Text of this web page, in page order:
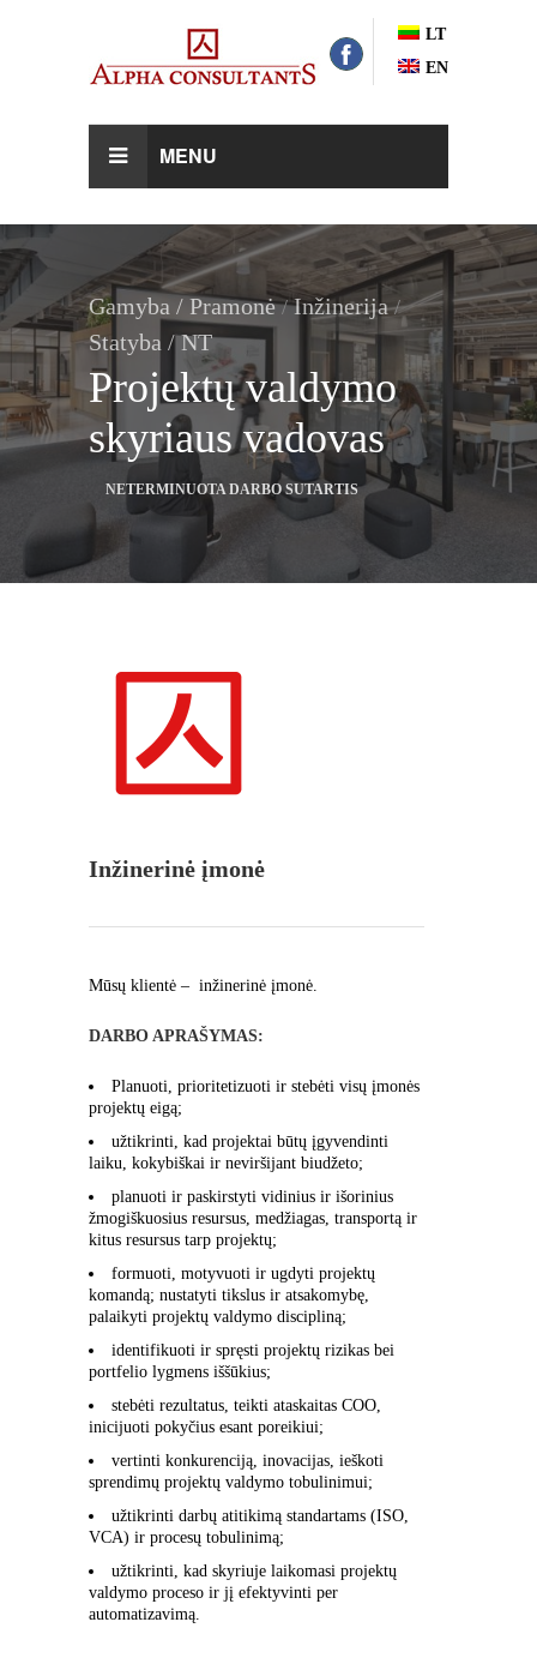
MENU
LT
EN
Gamyba / Pramonė/Inžinerija/
Statyba / NT
Projektų valdymo
skyriaus vadovas
NETERMINUOTA DARBO SUTARTIS
Inžinerinė įmonė
Mūsų klientė – inžinerinė įmonė.
DARBO APRAŠYMAS:
Planuoti, prioritetizuoti ir stebėti visų įmonės
projektų eigą;
užtikrinti, kad projektai būtų įgyvendinti
laiku, kokybiškai ir neviršijant biudžeto;
planuoti ir paskirstyti vidinius ir išorinius
žmogiškuosius resursus, medžiagas, transportą ir
kitus resursus tarp projektų;
formuoti, motyvuoti ir ugdyti projektų
komandą; nustatyti tikslus ir atsakomybę,
palaikyti projektų valdymo discipliną;
identifikuoti ir spręsti projektų rizikas bei
portfelio lygmens iššūkius;
stebėti rezultatus, teikti ataskaitas COO,
inicijuoti pokyčius esant poreikiui;
vertinti konkurenciją, inovacijas, ieškoti
sprendimų projektų valdymo tobulinimui;
užtikrinti darbų atitikimą standartams (ISO,
VCA) ir procesų tobulinimą;
užtikrinti, kad skyriuje laikomasi projektų
valdymo proceso ir jį efektyvinti per
automatizavimą.